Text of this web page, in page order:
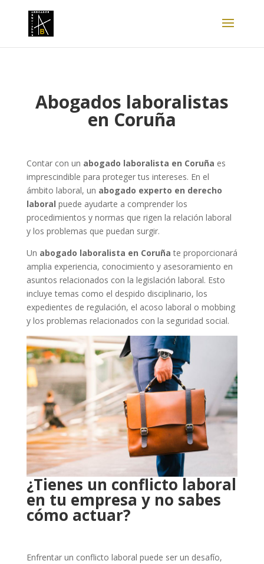
Abogados laboralistas
en Coruña
Contar con un abogado laboralista en Coruña es
imprescindible para proteger tus intereses. En el
ámbito laboral, un abogado experto en derecho
laboral puede ayudarte a comprender los
procedimientos y normas que rigen la relación laboral
y los problemas que puedan surgir.
Un abogado laboralista en Coruña te proporcionará
amplia experiencia, conocimiento y asesoramiento en
asuntos relacionados con la legislación laboral. Esto
incluye temas como el despido disciplinario, los
expedientes de regulación, el acoso laboral o mobbing
y los problemas relacionados con la seguridad social.
¿Tienes un conflicto laboral
en tu empresa y no sabes
cómo actuar?
Enfrentar un conflicto laboral puede ser un desafío,